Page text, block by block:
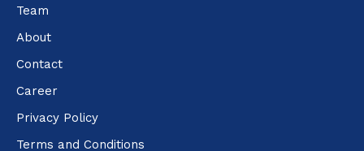
Team
About
Contact
Career
Privacy Policy
Terms and Conditions